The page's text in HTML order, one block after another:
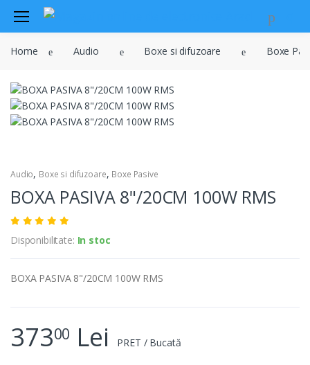
Audio
Sisteme de securitate si
Instrumente muzicale
Electrice , surse de alimentare si
GSM
Retelistica , periferice PC
Cabluri
Scule si dispozitive
Home Audio Boxe si difuzoare Boxe
Audio, Boxe si difuzoare, Boxe Pasive
BOXA PASIVA 8"/20CM 100W RMS
Disponibilitate: In stoc
BOXA PASIVA 8"/20CM 100W RMS
37300 Lei PRET / Bucată